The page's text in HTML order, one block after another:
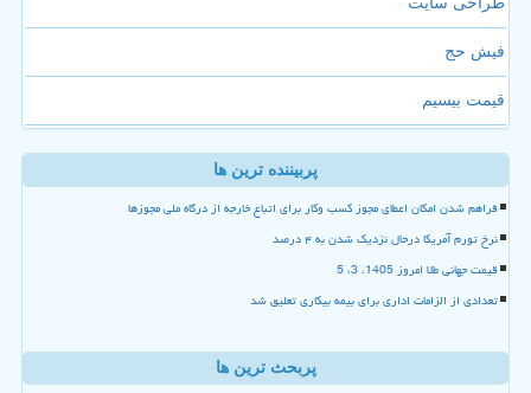
فیش حج
قیمت بیسیم
پربیننده ترین ها
فراهم شدن امکان اعطای مجوز کسب وکار برای اتباع خارجه از درگاه ملی مجوزها
نرخ تورم آمریکا درحال نزدیک شدن به ۴ درصد
قیمت جهانی طلا امروز 1405، 3، 5
تعدادی از الزامات اداری برای بیمه بیکاری تعلیق شد
پربحث ترین ها